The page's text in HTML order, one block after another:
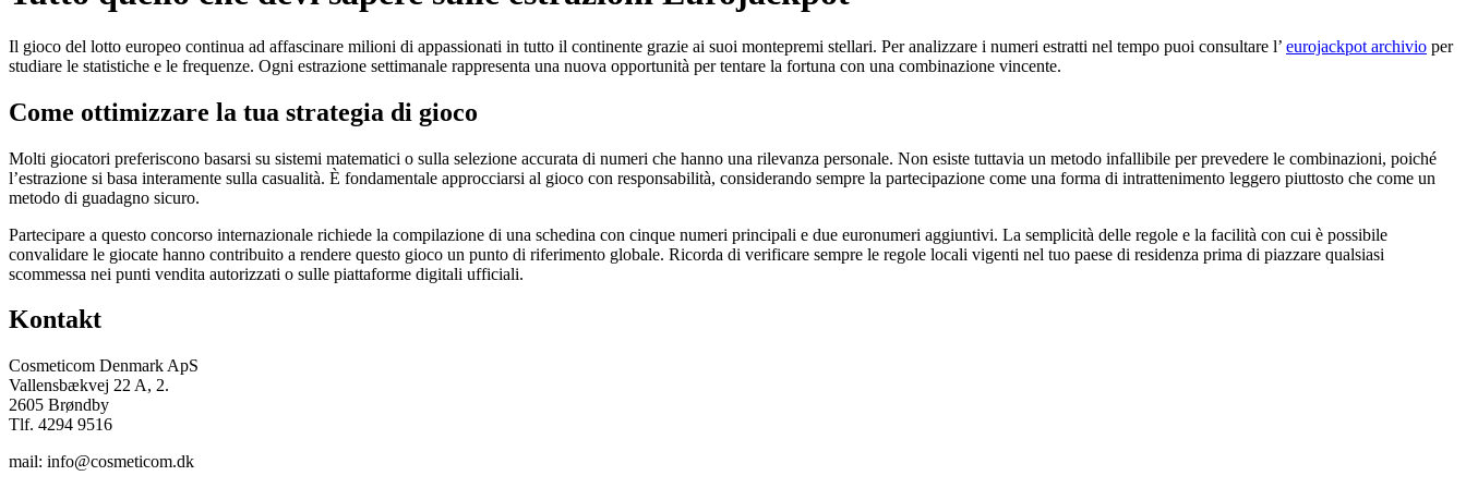
Il gioco del lotto europeo continua ad affascinare milioni di appassionati in tutto il continente grazie ai suoi montepremi stellari. Per analizzare i numeri estratti nel tempo puoi consultare l’ eurojackpot archivio per
studiare le statistiche e le frequenze. Ogni estrazione settimanale rappresenta una nuova opportunità per tentare la fortuna con una combinazione vincente.
Come ottimizzare la tua strategia di gioco
Molti giocatori preferiscono basarsi su sistemi matematici o sulla selezione accurata di numeri che hanno una rilevanza personale. Non esiste tuttavia un metodo infallibile per prevedere le combinazioni, poiché
l’estrazione si basa interamente sulla casualità. È fondamentale approcciarsi al gioco con responsabilità, considerando sempre la partecipazione come una forma di intrattenimento leggero piuttosto che come un
metodo di guadagno sicuro.
Partecipare a questo concorso internazionale richiede la compilazione di una schedina con cinque numeri principali e due euronumeri aggiuntivi. La semplicità delle regole e la facilità con cui è possibile
convalidare le giocate hanno contribuito a rendere questo gioco un punto di riferimento globale. Ricorda di verificare sempre le regole locali vigenti nel tuo paese di residenza prima di piazzare qualsiasi
scommessa nei punti vendita autorizzati o sulle piattaforme digitali ufficiali.
Kontakt
Cosmeticom Denmark ApS
Vallensbækvej 22 A, 2.
2605 Brøndby
Tlf. 4294 9516
mail: info@cosmeticom.dk